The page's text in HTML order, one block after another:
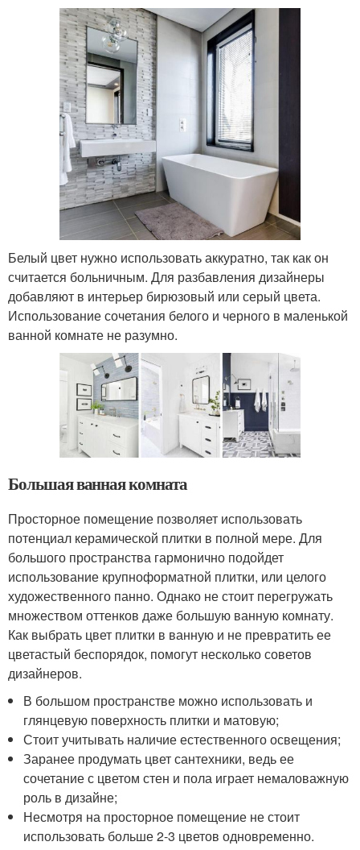
Белый цвет нужно использовать аккуратно, так как он
считается больничным. Для разбавления дизайнеры
добавляют в интерьер бирюзовый или серый цвета.
Использование сочетания белого и черного в маленькой
ванной комнате не разумно.
Большая ванная комната
Просторное помещение позволяет использовать
потенциал керамической плитки в полной мере. Для
большого пространства гармонично подойдет
использование крупноформатной плитки, или целого
художественного панно. Однако не стоит перегружать
множеством оттенков даже большую ванную комнату.
Как выбрать цвет плитки в ванную и не превратить ее
цветастый беспорядок, помогут несколько советов
дизайнеров.
В большом пространстве можно использовать и
глянцевую поверхность плитки и матовую;
Стоит учитывать наличие естественного освещения;
Заранее продумать цвет сантехники, ведь ее
сочетание с цветом стен и пола играет немаловажную
роль в дизайне;
Несмотря на просторное помещение не стоит
использовать больше 2-3 цветов одновременно.